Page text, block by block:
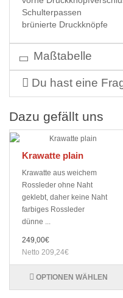
Schulterpassen
brünierte Druckknöpfe
Maßtabelle
Du hast eine
Dazu gefällt uns
Krawatte plain
Krawatte aus weichem
Rossleder ohne Naht
geklebt, daher keine Naht
farbiges Rossleder
dünne ...
249,00€
Netto 209,24€
OPTIONEN WÄHLEN